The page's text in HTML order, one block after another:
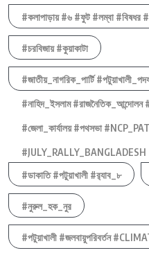
#কলাপাড়ায় #৬ #ফুট #লম্বা #বিষধর
#চরবিজায় #কুয়াকাটা
#জাতীয়_নাগরিক_পার্টি
#নাহিদ_ইসলাম #রাজনৈতিক_আন্দোলন
#জেলা_কার্যালয় #পথসভা
#JULY_RALLY_BANGLADESH
#ডাকাতি #পটুয়াখালী #র‍্যাব_৮
#নুরুল_হক_নুর
#পটুয়াখালী #জলবায়ুপরিবর্তন